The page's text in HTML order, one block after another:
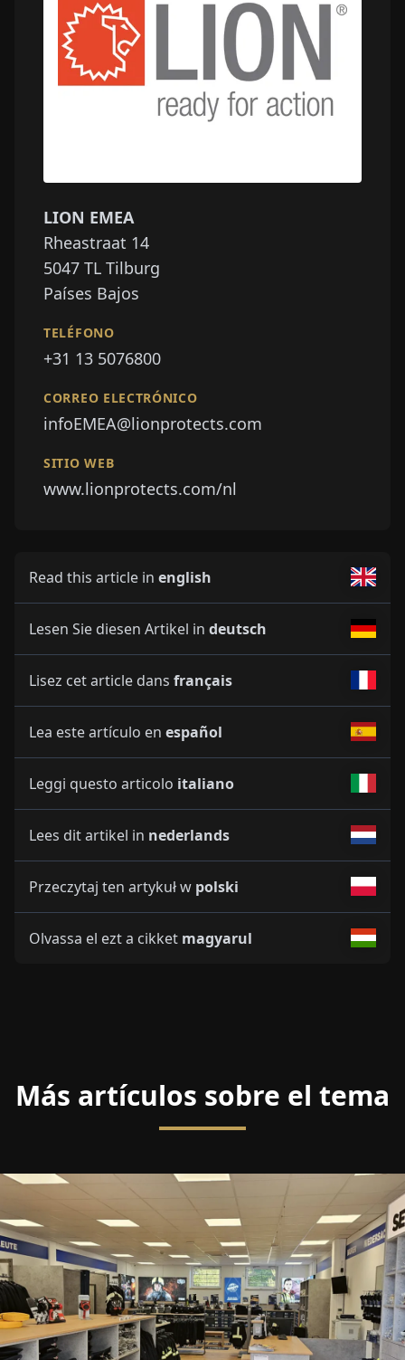
LION EMEA
Rheastraat 14
5047 TL Tilburg
Países Bajos
TELÉFONO
+31 13 5076800
CORREO ELECTRÓNICO
infoEMEA@lionprotects.com
SITIO WEB
www.lionprotects.com/nl
Read this article in english
Lesen Sie diesen Artikel in deutsch
Lisez cet article dans français
Lea este artículo en español
Leggi questo articolo italiano
Lees dit artikel in nederlands
Przeczytaj ten artykuł w polski
Olvassa el ezt a cikket magyarul
Más artículos sobre el tema